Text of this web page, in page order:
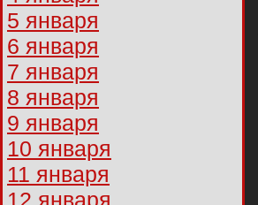
5 января
6 января
7 января
8 января
9 января
10 января
11 января
12 января